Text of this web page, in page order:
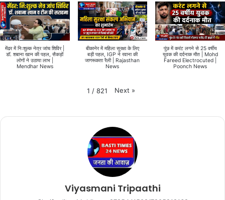
मेंढर में निःशुल्क नेत्र जांच शिविर |
डॉ. शबाना खान की पहल, सैकड़ों
लोगों ने उठाया लाभ |
Mendhar News
बीकानेर में महिला सुरक्षा के लिए
बड़ी पहल, IGP ने रवाना की
जागरूकता रैली | Rajasthan
News
पुंछ में करंट लगने से 25 वर्षीय
युवक की दर्दनाक मौत | Mohd
Fareed Electrocuted |
Poonch News
1 / 821 Next »
Viyasmani Tripaathi